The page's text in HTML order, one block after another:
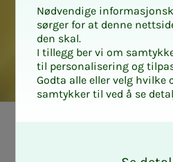
Nødvendige
sørger for at denne
den skal.
I tillegg ber vi om
til personalisering og
Godta alle eller velg hvilke
samtykker til ved å se